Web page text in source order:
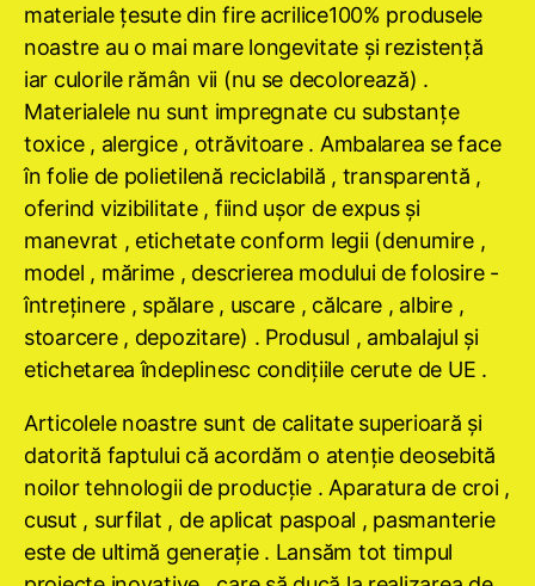
materiale ţesute din fire acrilice100% produsele
noastre au o mai mare longevitate şi rezistenţă
iar culorile rămân vii (nu se decolorează) .
Materialele nu sunt impregnate cu substanţe
toxice , alergice , otrăvitoare . Ambalarea se face
în folie de polietilenă reciclabilă , transparentă ,
oferind vizibilitate , fiind uşor de expus şi
manevrat , etichetate conform legii (denumire ,
model , mărime , descrierea modului de folosire -
întreţinere , spălare , uscare , călcare , albire ,
stoarcere , depozitare) . Produsul , ambalajul şi
etichetarea îndeplinesc condiţiile cerute de UE .
Articolele noastre sunt de calitate superioară şi
datorită faptului că acordăm o atenţie deosebită
noilor tehnologii de producţie . Aparatura de croi ,
cusut , surfilat , de aplicat paspoal , pasmanterie
este de ultimă generaţie . Lansăm tot timpul